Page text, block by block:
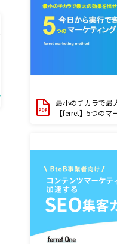
最小のチカラで最
【ferret】5つの